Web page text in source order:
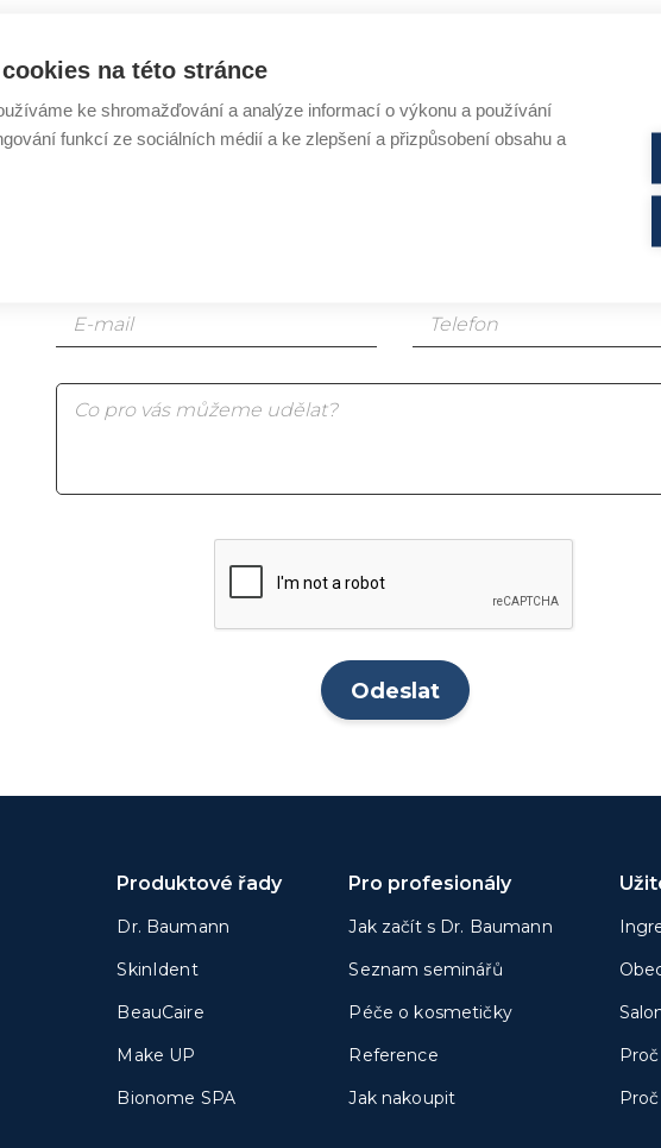
ZÍSKEJTE VÍCE INFORMACÍ O
Jsem koncový zákazník
Produktové řady
Dr. Baumann
SkinIdent
BeauCaire
Make UP
Bionome SPA
Pro profesionály
Jak začít s Dr. Baumann
Seznam seminářů
Péče o kosmetičky
Reference
Jak nakoupit
na této stránce
ke shromažďování a analýze informací o výkonu a používání
funkcí ze sociálních médií a ke zlepšení a přizpůsobení obsahu a